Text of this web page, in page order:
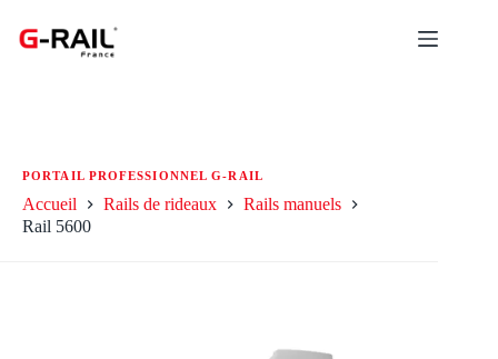
contenu
Accueil Rails de rideaux
Rails manuels
Rail 5600